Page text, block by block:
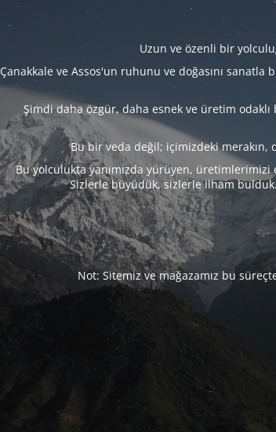
Uzun ve özenli bir
Çanakkale ve Assos'un ruhunu ve doğasını
Şimdi daha özgür, daha esnek ve üretim odaklı
Bu bir veda değil; içimizdeki merakın,
Bu yolculukta yanımızda yürüyen,
Sizlerle büyüdük, sizlerle ilham
Not: Sitemiz ve mağazamız bu